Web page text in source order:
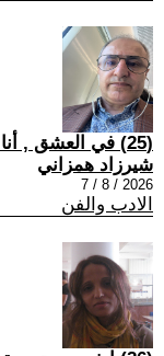
(25) في العشق , أنا المجنون وهي ذاتها ليلى
شيرزاد همزاني
2026 / 8 / 7
الادب والفن